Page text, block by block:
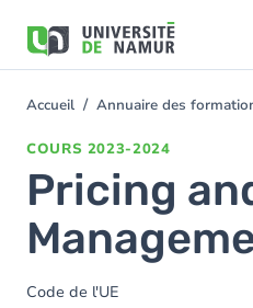
contenu
You
Accueil Annuaire des
COURS 2023-2024
Pricing
Code de l'UE